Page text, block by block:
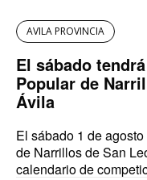
AVILA PROVINCIA
El sábado
Popular de
Ávila
El sábado 1 de
de Narrillos de San
calendario de